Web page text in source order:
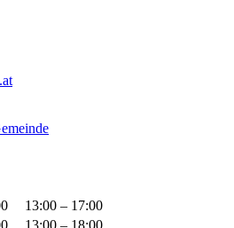
13:00 – 17:00